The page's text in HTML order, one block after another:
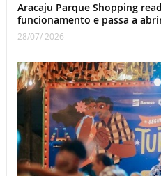
Aracaju Parque Shopping
funcionamento e passa a
28/07/ 2026